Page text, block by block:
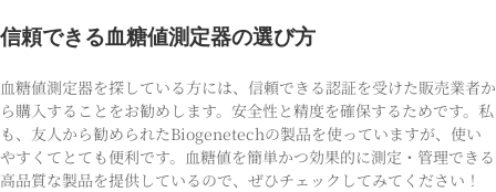
信頼できる血糖値測定器の選び方
血糖値測定器を探している方には、信頼できる認証を受けた販売業者か
ら購入することをお勧めします。安全性と精度を確保するためです。私
も、友人から勧められたBiogenetechの製品を使っていますが、使い
やすくてとても便利です。血糖値を簡単かつ効果的に測定・管理できる
高品質な製品を提供しているので、ぜひチェックしてみてください！